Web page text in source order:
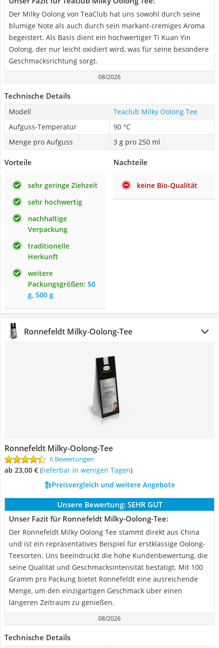
Der Milky Oolong von TeaClub hat uns sowohl durch seine
blumige Note als auch durch sein markant-cremiges Aroma
begeistert. Als Basis dient ein hochwertiger Ti Kuan Yin
Oolong, der nur leicht oxidiert wird, was für seine besondere
Geschmacksrichtung sorgt.
08/2026
Technische Details
Modell
Teaclub Milky Oolong Tee
Aufguss-Temperatur
90 °C
Menge pro Aufguss
3 g pro 250 ml
Vorteile
sehr geringe Ziehzeit
sehr hochwertig
nachhaltige
Verpackung
traditionelle
Herkunft
weitere
Packungsgrößen: 50
g, 500 g
Nachteile
keine Bio-Qualität
Ronnefeldt Milky-Oolong-Tee
Ronnefeldt Milky-Oolong-Tee
6 Bewertungen
ab 23,00 € ( Lieferbar in wenigen Tagen)
Preisvergleich und weitere Angebote
Unsere Bewertung: SEHR GUT
Unser Fazit für Ronnefeldt Milky-Oolong-Tee:
Der Ronnefeldt Milky Oolong Tee stammt direkt aus China
und ist ein repräsentatives Beispiel für erstklassige Oolong-
Teesorten. Uns beeindruckt die hohe Kundenbewertung, die
seine Qualität und Geschmacksintensität bestätigt. Mit 100
Gramm pro Packung bietet Ronnefeldt eine ausreichende
Menge, um den einzigartigen Geschmack über einen
längeren Zeitraum zu genießen.
08/2026
Technische Details